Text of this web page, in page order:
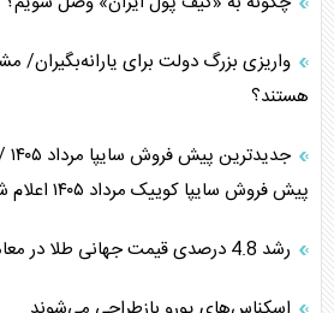
واریزی بزرگ دولت برای یارانه‌بگیران/
هستند؟
پیش فروش سایپا کوییک مرداد ۱۴۰۵ اعلام شد
رشد 4.8 درصدی قیمت جهانی طلا در معاملات هفته